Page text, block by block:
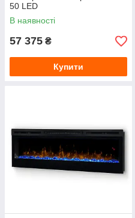
50 LED
В наявності
57 375 ₴
Купити